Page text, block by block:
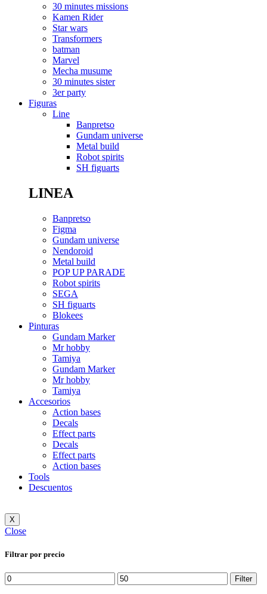
30 minutes missions
Kamen Rider
Star wars
Transformers
batman
Marvel
Mecha musume
30 minutes sister
3er party
Figuras
Line
Banpretso
Gundam universe
Metal build
Robot spirits
SH figuarts
LINEA
Banpretso
Figma
Gundam universe
Nendoroid
Metal build
POP UP PARADE
Robot spirits
SEGA
SH figuarts
Blokees
Pinturas
Gundam Marker
Mr hobby
Tamiya
Gundam Marker
Mr hobby
Tamiya
Accesorios
Action bases
Decals
Effect parts
Decals
Effect parts
Action bases
Tools
Descuentos
X
Close
Filtrar por precio
Min
price
Max
price
Filter